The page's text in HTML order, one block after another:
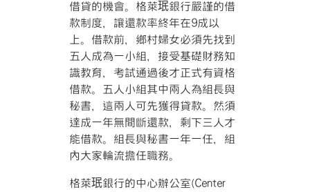
借貸的機會。格萊珉銀行嚴謹的借
款制度，讓還款率終年在9成以
上。借款前，鄉村婦女必須先找到
五人成為一小組，接受基礎財務知
識教育，考試通過後才正式有資格
借款。五人小組其中兩人為組長與
秘書，這兩人可先獲得貸款。然須
達成一年無間斷還款，剩下三人才
能借款。組長與秘書一年一任，組
內大家輪流擔任職務。
格萊珉銀行的中心辦公室(Center